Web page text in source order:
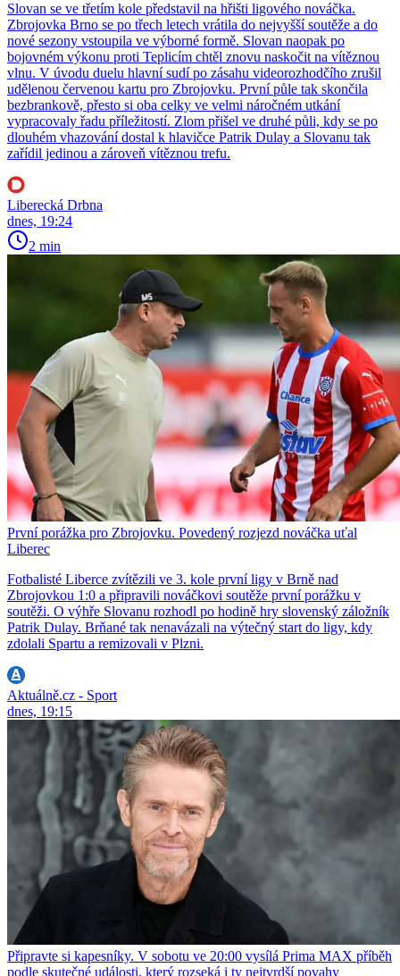
Slovan se ve třetím kole představil na hřišti ligového nováčka.
Zbrojovka Brno se po třech letech vrátila do nejvyšší soutěže a do
nové sezony vstoupila ve výborné formě. Slovan naopak po
bojovném výkonu proti Teplicím chtěl znovu naskočit na vítěznou
vlnu. V úvodu duelu hlavní sudí po zásahu videorozhodčího zrušil
udělenou červenou kartu pro Zbrojovku. První půle tak skončila
bezbrankově, přesto si oba celky ve velmi náročném utkání
vypracovaly řadu příležitostí. Zlom přišel ve druhé půli, kdy se po
dlouhém vhazování dostal k hlavičce Patrik Dulay a Slovanu tak
zařídil jedinou a zároveň vítěznou trefu.
Liberecká Drbna
dnes, 19:24
2 min
První porážka pro Zbrojovku. Povedený rozjezd nováčka uťal
Liberec
Fotbalisté Liberce zvítězili ve 3. kole první ligy v Brně nad
Zbrojovkou 1:0 a připravili nováčkovi soutěže první porážku v
soutěži. O výhře Slovanu rozhodl po hodině hry slovenský záložník
Patrik Dulay. Brňané tak nenavázali na výtečný start do ligy, kdy
zdolali Spartu a remizovali v Plzni.
Aktuálně.cz - Sport
dnes, 19:15
Připravte si kapesníky. V sobotu ve 20:00 vysílá Prima MAX příběh
podle skutečné události, který rozseká i ty nejtvrdší povahy